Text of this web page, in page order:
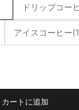
ドリップコー
アイスコーヒー
カートに追加